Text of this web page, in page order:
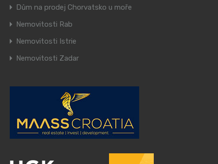
Dům na prodej Chorvatsko u moře
Nemovitosti Rab
Nemovitosti Istrie
Nemovitosti Zadar